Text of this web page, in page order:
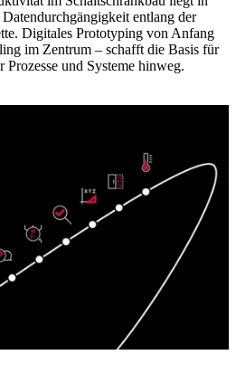
entlang der
Digitales Prototyping von Anfang
im Zentrum – schafft die Basis für
und Systeme hinweg.